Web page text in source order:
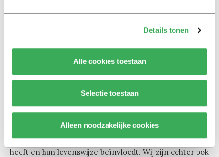
Details tonen
Alle cookies toestaan
Selectie toestaan
Alleen noodzakelijke cookies
“In de gesprekken die ik met decanen en hoogleraren
heb komt het katholicisme vrijwel nooit op tafel. Behalve
dan als ik spreek met Marcel Sarot, decaan TSCT, en hij
me bijpraat over de gang van zaken in zijn faculteit. Dat
universiteit. Het vormt natuurlijk de basis van ons profiel
zoals gegeven en belichaamd door Cobbenhagen. Ik
denk dat het bij veel medewerkers impliciet aandacht
heeft en hun levenswijze beïnvloedt. Wij zijn echter ook